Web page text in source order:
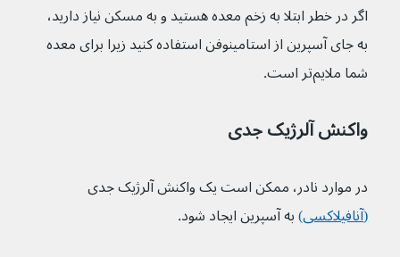
اگر در خطر ابتلا به زخم معده هستید و به مسکن نیاز دارید،
به جای آسپرین از استامینوفن استفاده کنید زیرا برای معده
شما ملایم‌تر است.
واکنش آلرژیک جدی
در موارد نادر، ممکن است یک واکنش آلرژیک جدی
(آنافیلاکسی) به آسپرین ایجاد شود.